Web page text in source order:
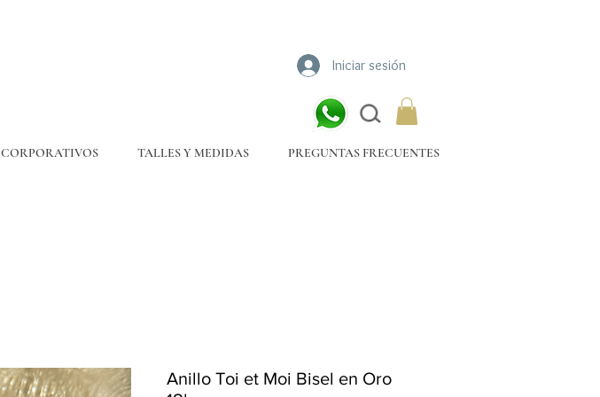
Iniciar sesión
CORPORATIVOS TALLES Y MEDIDAS PREGUNTAS FRECUENTES
Anillo Toi et Moi Bisel en Oro